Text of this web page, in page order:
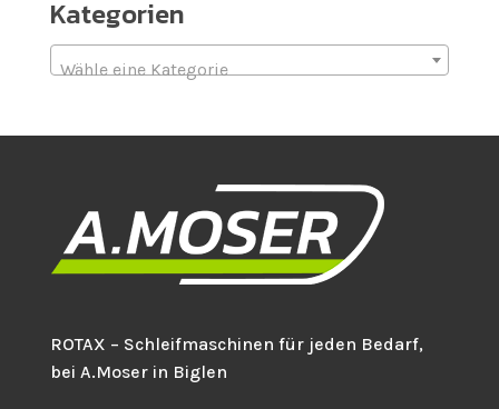
Kategorien
Wähle eine Kategorie
ROTAX – Schleifmaschinen für jeden Bedarf,
bei A.Moser in Biglen